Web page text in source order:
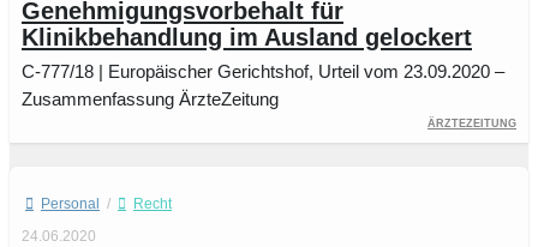
Genehmigungsvorbehalt für
Klinikbehandlung im Ausland gelockert
C-777/18 | Europäischer Gerichtshof, Urteil vom 23.09.2020 –
Zusammenfassung ÄrzteZeitung
ÄrzteZeitung
Personal /
Recht
24.06.2020